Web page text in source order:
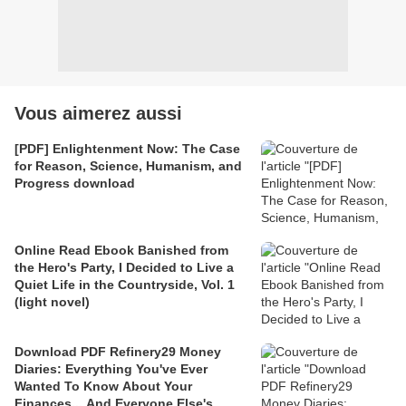
Vous aimerez aussi
[PDF] Enlightenment Now: The Case
for Reason, Science, Humanism, and
Progress download
Online Read Ebook Banished from
the Hero's Party, I Decided to Live a
Quiet Life in the Countryside, Vol. 1
(light novel)
Download PDF Refinery29 Money
Diaries: Everything You've Ever
Wanted To Know About Your